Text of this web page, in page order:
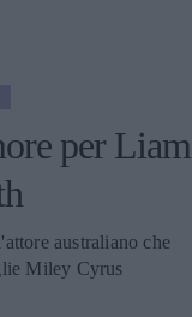
per Liam
australiano che
Miley Cyrus